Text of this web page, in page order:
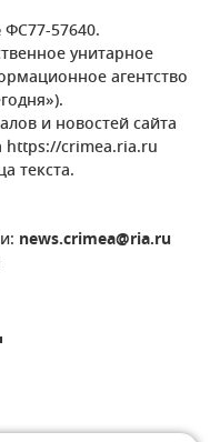
57640.
унитарное
агентство
и новостей сайта
https://crimea.ria.ru
текста.
news.crimea@ria.ru